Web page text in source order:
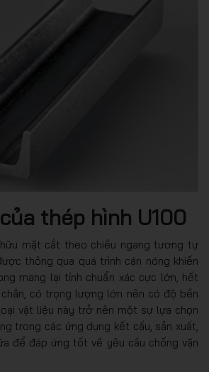
thép hình U100
mặt cắt theo chiều ngang tương tự
thông qua quá trình cán nóng khiến
mang lại tính chuẩn xác cực lớn, hết
có trọng lượng lớn nên có độ bền
vật liệu này trở nên một sự lựa chọn
trong các ứng dụng kết cấu, sản xuất,
để đáp ứng tốt về yêu cầu chống vặn